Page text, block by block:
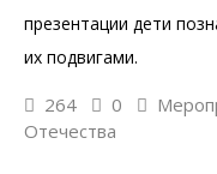
презентации дети
их подвигами.
264 0
Отечества